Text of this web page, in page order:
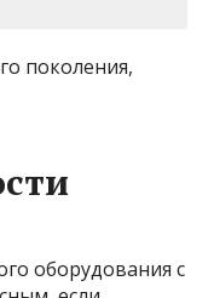
поколения,
оборудования с